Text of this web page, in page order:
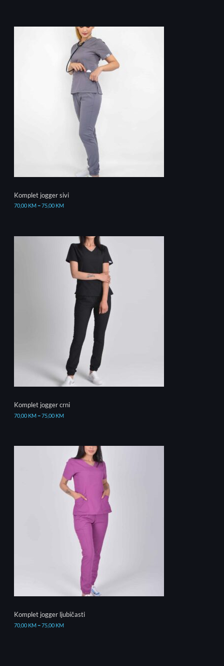
Komplet jogger sivi
70,00 KM–75,00 KM
Komplet jogger crni
70,00 KM–75,00 KM
Komplet jogger ljubičasti
70,00 KM–75,00 KM